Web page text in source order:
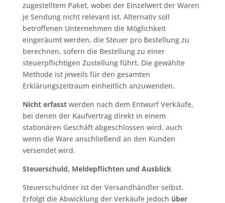
zugestelltem Paket, wobei der Einzelwert der Waren
je Sendung nicht relevant ist. Alternativ soll
betroffenen Unternehmen die Möglichkeit
eingeräumt werden, die Steuer pro Bestellung zu
berechnen, sofern die Bestellung zu einer
steuerpflichtigen Zustellung führt. Die gewählte
Methode ist jeweils für den gesamten
Erklärungszeitraum einheitlich anzuwenden.
Nicht erfasstwerden nach dem Entwurf Verkäufe,
bei denen der Kaufvertrag direkt in einem
stationären Geschäft abgeschlossen wird, auch
wenn die Ware anschließend an den Kunden
versendet wird.
Steuerschuld, Meldepflichten und Ausblick
Steuerschuldner ist der Versandhändler selbst.
Erfolgt die Abwicklung der Verkäufe jedoch über